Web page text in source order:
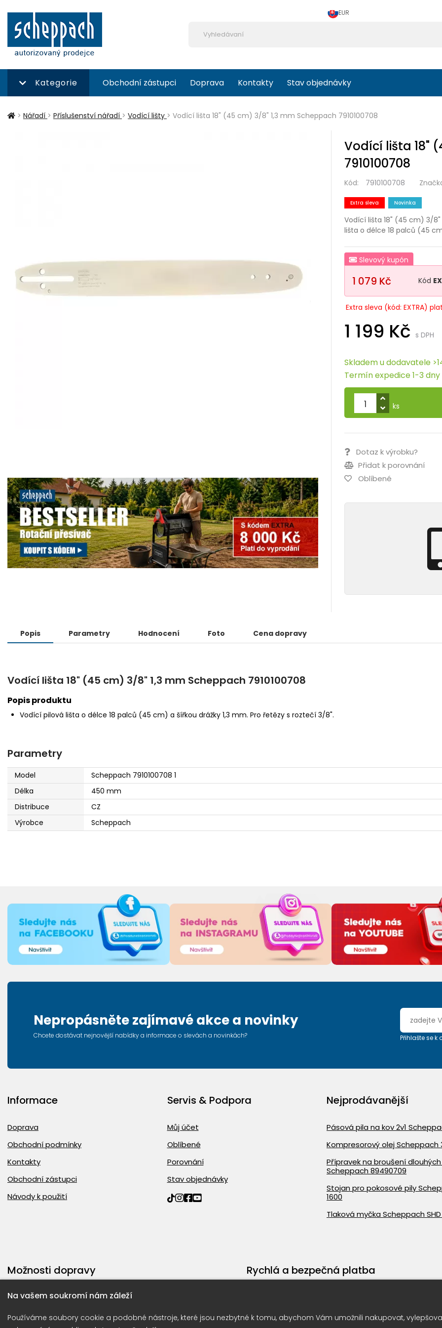
EUR
Kategorie Obchodní zástupci Doprava Kontakty Stav objednávky
> Nářadí > Příslušenství nářadí > Vodící lišty > Vodící lišta 18" (45 cm) 3/8" 1,3 mm Scheppach 7910100708
Vodící lišta 18"
7910100708
Kód: 7910100708
Extra sleva Novinka
Vodící lišta 18" (45 cm) 3/8"
lišta o délce 18 palců (45
Slevový kupón
1 079 Kč Kód
Extra sleva (kód: EXTRA)
1 199 Kč s DPH
Skladem u dodavatele
Termín expedice 1-3 dny
ks
Dotaz k výrobku?
Přidat k porovnání
Oblíbené
Popis Parametry Hodnocení Foto Cena dopravy
Vodící lišta 18" (45 cm) 3/8" 1,3 mm Scheppach 7910100708
Popis produktu
Vodící pilová lišta o délce 18 palců (45 cm) a šířkou drážky 1,3 mm. Pro řetězy s roztečí 3/8".
Parametry
Model
Scheppach 7910100708 1
Délka
450 mm
Distribuce
CZ
Výrobce
Scheppach
Nepropásněte zajímavé akce a novinky
Chcete dostávat nejnovější nabídky a informace o slevách a novinkách? Přihlašte se k
Informace
Doprava
Obchodní podmínky
Kontakty
Obchodní zástupci
Návody k použití
Servis & Podpora
Můj účet
Oblíbené
Porovnání
Stav objednávky
Nejprodávanější
Pásová pila na kov 2v1
Kompresorový olej Scheppach
Přípravek na broušení dlouhých
Scheppach 89490709
Stojan pro pokosové pily
1600
Tlaková myčka Scheppach SHD
Možnosti dopravy Rychlá a bezpečná platba
Na vašem soukromí nám záleží
Používáme soubory cookie a podobné nástroje, které jsou nezbytné k tomu, abychom Vám umožnili nakupovat,